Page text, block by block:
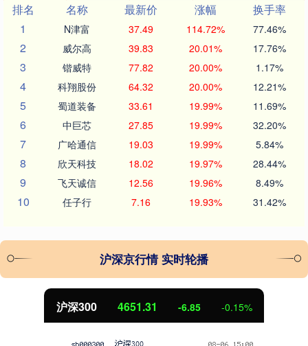
排名
名称 最新价 涨幅
换手率
1
N津富 37.49 114.72% 77.46%
2 威尔高 39.83 20.01% 17.76%
3 锴威特 77.82 20.00% 1.17%
4 科翔股份 64.32 20.00% 12.21%
5 蜀道装备 33.61 19.99% 11.69%
6 中巨芯 27.85 19.99% 32.20%
7 广哈通信 19.03 19.99% 5.84%
8 欣天科技 18.02 19.97% 28.44%
9 飞天诚信 12.56 19.96% 8.49%
10 任子行 7.16 19.93% 31.42%
沪深京行情 实时轮播
沪深300 4651.31 -6.85 -0.15%